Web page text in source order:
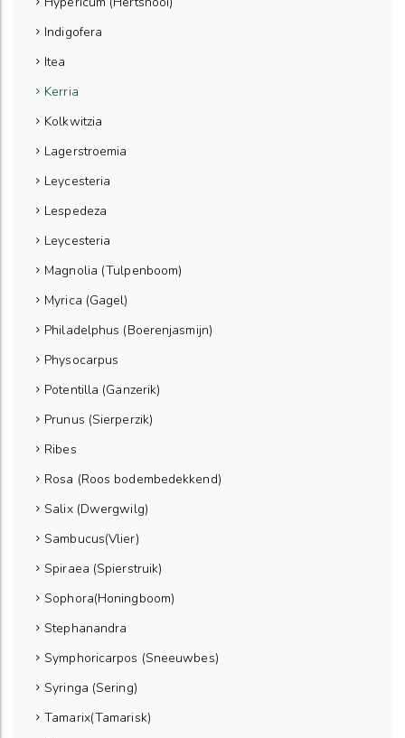
Indigofera
Itea
Kerria
Kolkwitzia
Lagerstroemia
Leycesteria
Lespedeza
Leycesteria
Magnolia (Tulpenboom)
Myrica (Gagel)
Philadelphus (Boerenjasmijn)
Physocarpus
Potentilla (Ganzerik)
Prunus (Sierperzik)
Ribes
Rosa (Roos bodembedekkend)
Salix (Dwergwilg)
Sambucus(Vlier)
Spiraea (Spierstruik)
Sophora(Honingboom)
Stephanandra
Symphoricarpos (Sneeuwbes)
Syringa (Sering)
Tamarix(Tamarisk)